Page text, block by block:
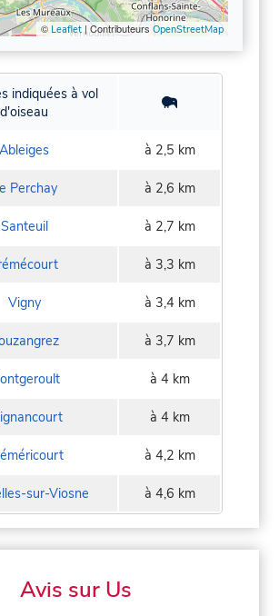
© Leaflet| Contributeurs OpenStreetMap
indiquées à vol
d'oiseau
Ableiges à 2,5 km
Perchay à 2,6 km
Santeuil à 2,7 km
à 3,3 km
Vigny à 3,4 km
à 3,7 km
à 4 km
à 4 km
à 4,2 km
sur-Viosne à 4,6 km
Avis sur Us